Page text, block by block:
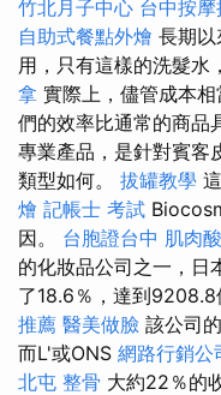
竹北月子中心 台中按
自助式餐點外燴 長期
用，只有這樣的洗髮水
拿 實際上，儘管成本
們的效率比通常的商品
專業產品，是針對賓客
類型如何。 拔罐教學
燴 記帳士 考試
因。 台胞證台中 肌肉
的化妝品公司之一，日
了18.6％，達到9208.8
推薦 醫美做臉 該公司
而L'或ONS 網路行銷公
北屯 整骨 大約22％的